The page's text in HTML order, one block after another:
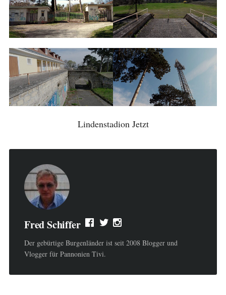
Lindenstadion Jetzt
Fred Schiffer
Der gebürtige Burgenländer ist seit 2008 Blogger und
Vlogger für Pannonien Tivi.